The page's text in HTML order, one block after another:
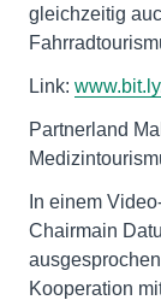
gleichzeitig
Link:
Partnerland
In einem
Chairmain
Kooperation